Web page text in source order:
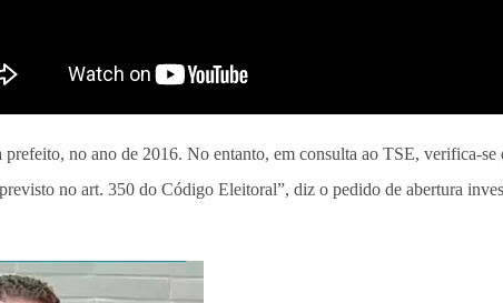
no ano de 2016. No entanto, em consulta ao TSE, verifica-
no art. 350 do Código Eleitoral”, diz o pedido de abertura